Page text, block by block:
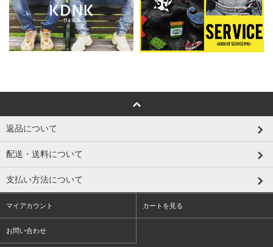
返品について
配送・送料について
支払い方法について
マイアカウント カートを見る
お問い合わせ